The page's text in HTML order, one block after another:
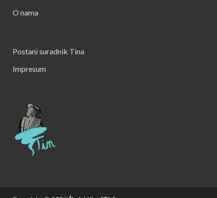
O nama
Postani suradnik Tina
Impresum